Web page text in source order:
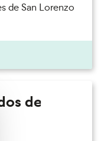
de San Lorenzo
dele